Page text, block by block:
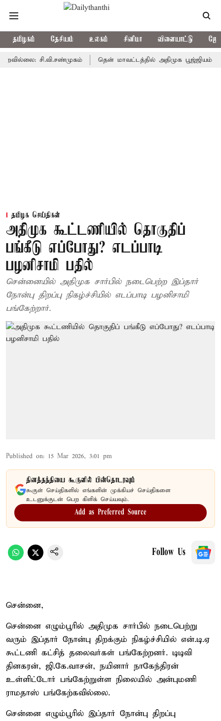
தமிழகம் தேசியம் உலகம் சினிமா விளையாட்டு
சி.வி.சண்முகம் தென் மாவட்டத்தில் அதிமுக பூஜ்ஜியம் -
தமிழக செய்திகள்
அதிமுக கூட்டணியில் தொகுதிப்
பங்கீடு எப்போது? எடப்பாடி
பழனிசாமி பதில்
சென்னையில் அதிமுக சார்பில் நடைபெற்ற இப்தார்
நோன்பு திறப்பு நிகழ்ச்சியில் எடப்பாடி பழனிசாமி
பங்கேற்றார்.
Published on: 15 Mar 2026, 3:01 pm
தினத்தந்தியை கூகுளில் பின்தொடரவும்
கூகுள் செய்திகளில் எங்களின் முக்கியச் செய்திகளை
உடனுக்குடன் பெற கிளிக் செய்யவும்.
Add as Preferred Source
Follow Us
சென்னை,
சென்னை எழும்பூரில் அதிமுக சார்பில் நடைபெற்று
வரும் இப்தார் நோன்பு திறக்கும் நிகழ்ச்சியில் என்.டி.ஏ
கூட்டணி கட்சித் தலைவர்கள் பங்கேற்றனர். டிடிவி
தினகரன், ஜி.கே.வாசன், நயினார் நாகேந்திரன்
உள்ளிட்டோர் பங்கேற்றுள்ள நிலையில் அன்புமணி
ராமதாஸ் பங்கேற்கவில்லை.
சென்னை எழும்பூரில் இப்தார் நோன்பு திறப்பு